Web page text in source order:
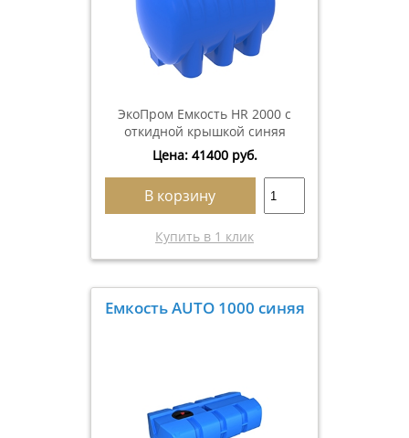
ЭкоПром Емкость HR 2000 с
откидной крышкой синяя
Цена: 41400 руб.
В корзину
Купить в 1 клик
Емкость AUTO 1000 синяя